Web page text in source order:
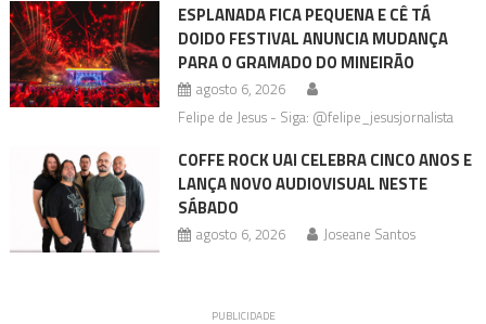
ESPLANADA FICA PEQUENA E CÊ TÁ
DOIDO FESTIVAL ANUNCIA MUDANÇA
PARA O GRAMADO DO MINEIRÃO
agosto 6, 2026
Felipe de Jesus - Siga: @felipe_jesusjornalista
COFFE ROCK UAI CELEBRA CINCO ANOS E
LANÇA NOVO AUDIOVISUAL NESTE
SÁBADO
agosto 6, 2026 Joseane Santos